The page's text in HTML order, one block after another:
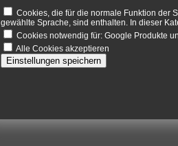
Cookies, die für die normale Funktion der
gewählte Sprache, sind enthalten. In dieser
Cookies notwendig für: Google Produkte
Alle Cookies akzeptieren
Einstellungen speichern